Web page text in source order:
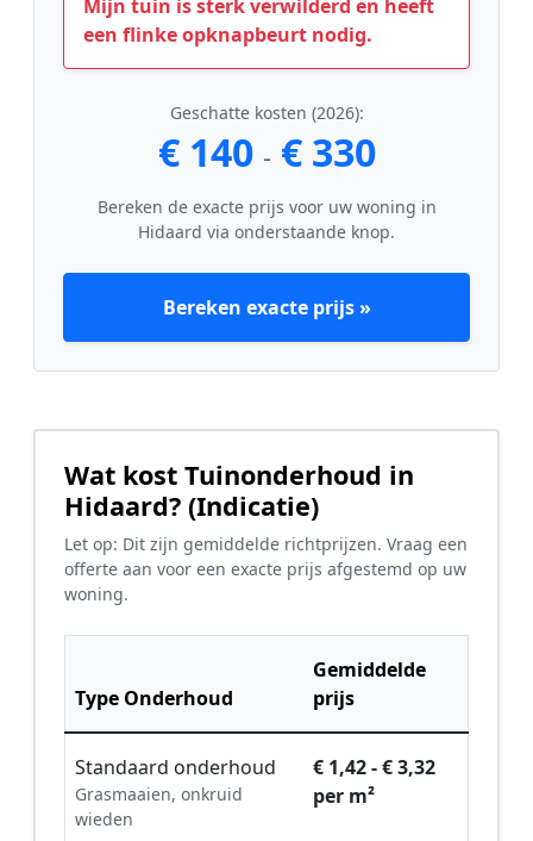
Mijn tuin is sterk verwilderd en heeft
een flinke opknapbeurt nodig.
Geschatte kosten (2026):
€ 140 - € 330
Bereken de exacte prijs voor uw woning in
Hidaard via onderstaande knop.
Bereken exacte prijs »
Wat kost Tuinonderhoud in
Hidaard? (Indicatie)
Let op: Dit zijn gemiddelde richtprijzen. Vraag een
offerte aan voor een exacte prijs afgestemd op uw
woning.
Type Onderhoud
Gemiddelde
prijs
Standaard onderhoud
Grasmaaien, onkruid
wieden
€ 1,42 - € 3,32
per m²